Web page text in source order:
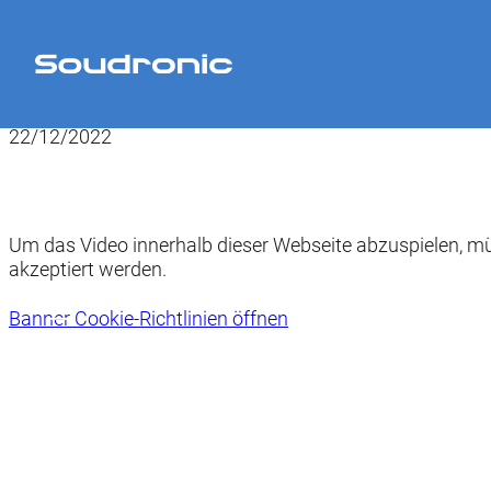
22/12/2022
Um das Video innerhalb dieser Webseite abzuspielen,
akzeptiert werden.
Banner Cookie-Richtlinien öffnen